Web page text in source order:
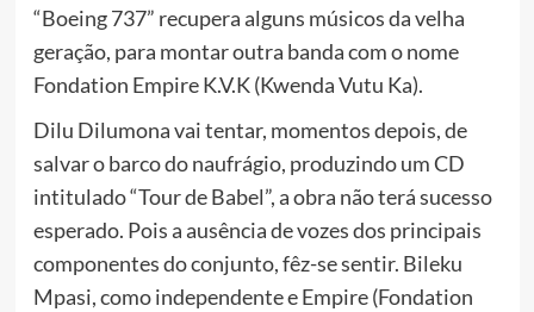
“Boeing 737” recupera alguns músicos da velha
geração, para montar outra banda com o nome
Fondation Empire K.V.K (Kwenda Vutu Ka).
Dilu Dilumona vai tentar, momentos depois, de
salvar o barco do naufrágio, produzindo um CD
intitulado “Tour de Babel”, a obra não terá sucesso
esperado. Pois a ausência de vozes dos principais
componentes do conjunto, fêz-se sentir. Bileku
Mpasi, como independente e Empire (Fondation